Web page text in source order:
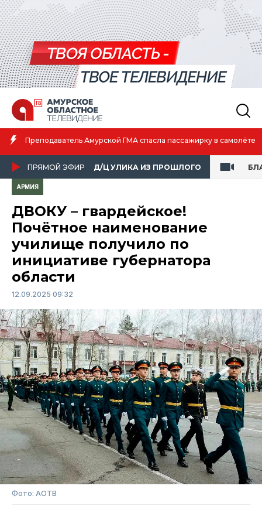
Амурская спортсменка выиграла первенство России по лёгкой
атлетике
ПРЯМОЙ ЭФИР Д/Ц УЛИКА ИЗ ПРОШЛОГО
АРМИЯ
ДВОКУ – гвардейское!
Почётное наименование
училище получило по
инициативе губернатора
области
12.09.2025 09:32
Фото: АОТВ